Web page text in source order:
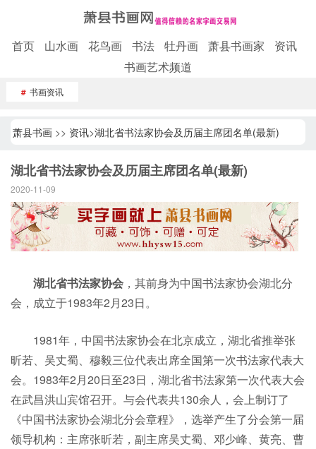
首页 山水画 花鸟画 书法 牡丹画 萧县书画家
资讯
书画艺术频道
# 书画资讯
萧县书画>> 资讯>湖北省书法家协会及历届主席团名单(最新)
湖北省书法家协会及历届主席团名单(最新)
2020-11-09
湖北省书法家协会 ，其前身为中国书法家协会湖北分
会，成立于1983年2月23日。
1981年，中国书法家协会在北京成立，湖北省推举张
昕若、吴丈蜀、穆毅三位代表出席全国第一次书法家代表大
会。1983年2月20日至23日，湖北省书法家第一次代表大会
在武昌洪山宾馆召开。与会代表共130余人，会上制订了
《中国书法家协会湖北分会章程》，选举产生了分会第一届
领导机构：主席张昕若，副主席吴丈蜀、邓少峰、黄亮、曹